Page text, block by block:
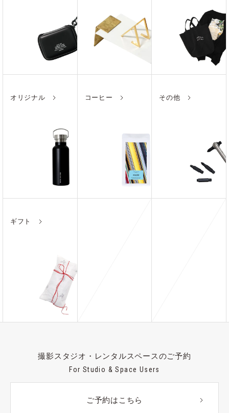
オリジナル コーヒー その他
ギフト
撮影スタジオ・レンタルスペースのご予約
For Studio & Space Users
ご予約はこちら